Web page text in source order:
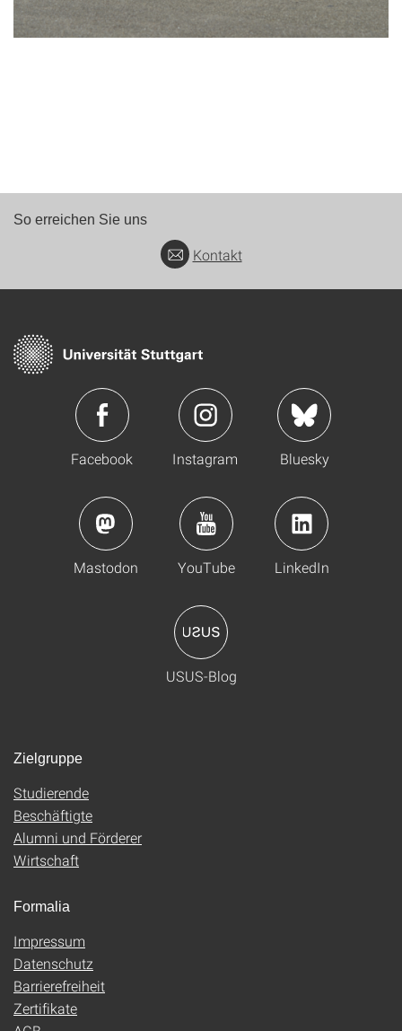
So erreichen Sie uns
Kontakt
Facebook Instagram Bluesky
Mastodon YouTube LinkedIn
USUS-Blog
Zielgruppe
Studierende
Beschäftigte
Alumni und Förderer
Wirtschaft
Formalia
Impressum
Datenschutz
Barrierefreiheit
Zertifikate